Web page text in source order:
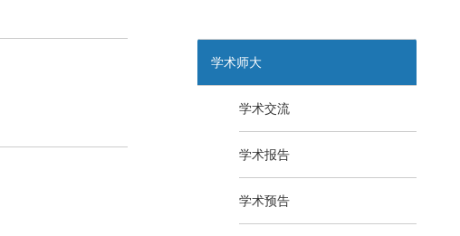
学术师大
学术交流
学术报告
学术预告